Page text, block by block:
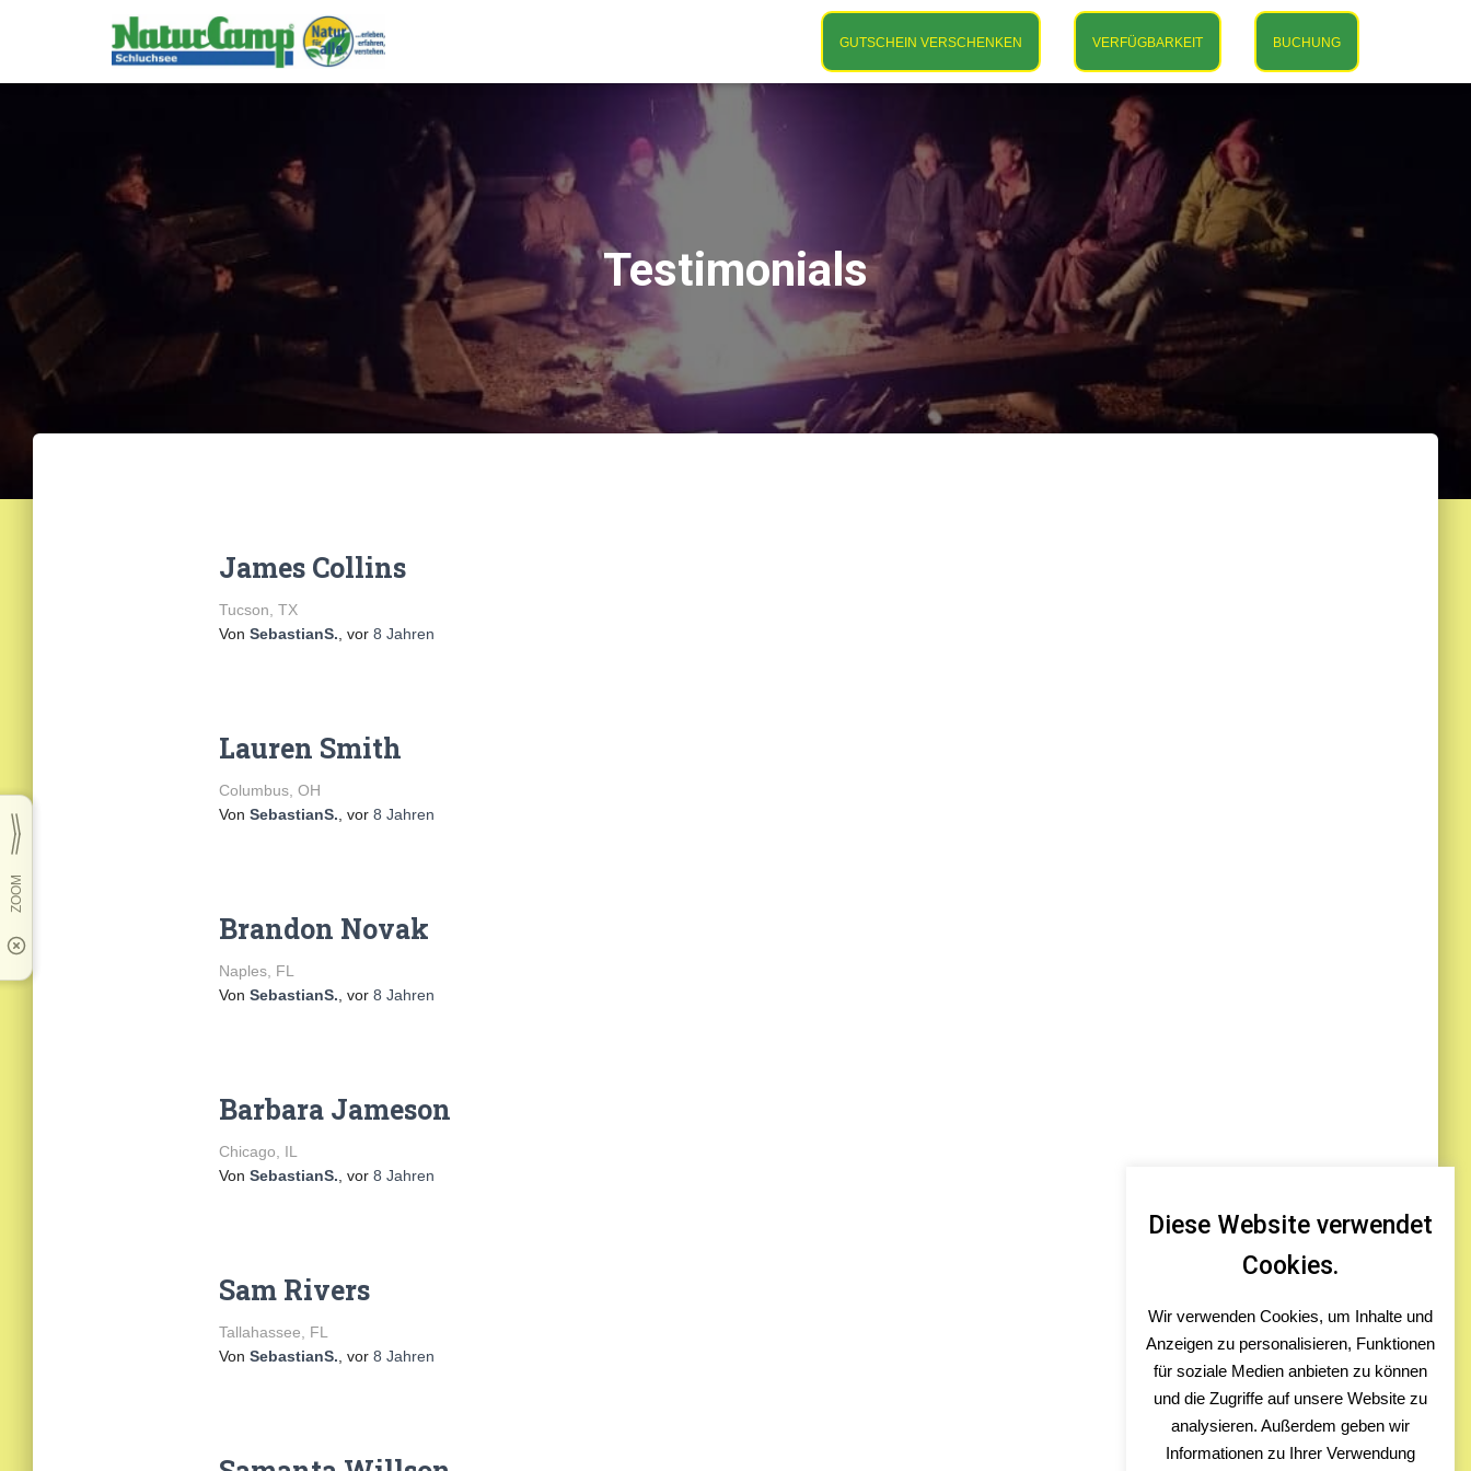
body header.site-header { background-color: rgb(46, 139, 87) !important; /* Tannengrün */ }
GUTSCHEIN VERSCHENKEN VERFÜGBARKEIT BUCHUNG
Testimonials
James Collins
Tucson, TX
Von SebastianS. , vor 8 Jahren
Lauren Smith
Columbus, OH
Von SebastianS. , vor 8 Jahren
Brandon Novak
Naples, FL
Von SebastianS. , vor 8 Jahren
Barbara Jameson
Chicago, IL
Von SebastianS. , vor 8 Jahren
Sam Rivers
Tallahassee, FL
Von SebastianS. , vor 8 Jahren
Diese Website verwendet
Cookies.
Wir verwenden Cookies, um Inhalte und
Anzeigen zu personalisieren, Funktionen
für soziale Medien anbieten zu können
und die Zugriffe auf unsere Website zu
analysieren. Außerdem geben wir
Informationen zu Ihrer Verwendung